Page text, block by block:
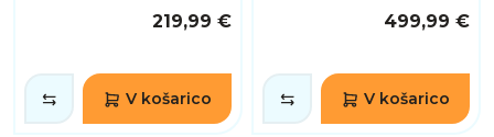
219,99 €
V košarico
499,99 €
V košarico